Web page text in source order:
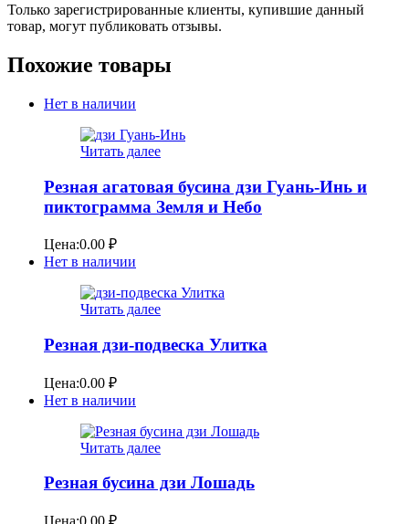
Только зарегистрированные клиенты, купившие данный
товар, могут публиковать отзывы.
Похожие товары
Нет в наличии
Читать далее
Резная агатовая бусина дзи Гуань-Инь и
пиктограмма Земля и Небо
Цена:0.00 ₽
Нет в наличии
Читать далее
Резная дзи-подвеска Улитка
Цена:0.00 ₽
Нет в наличии
Читать далее
Резная бусина дзи Лошадь
Цена:0.00 ₽